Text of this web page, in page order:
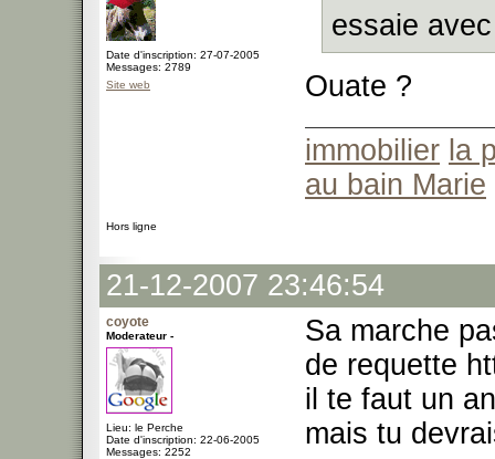
Date d'inscription: 27-07-2005
Messages: 2789
Site web
essaie
Ouate ?
immobilier la
au bain Marie
Hors ligne
21-12-2007 23:46:54
coyote
Moderateur -
Lieu: le Perche
Date d'inscription: 22-06-2005
Messages: 2252
Sa marche
de requette
il te faut un
mais tu